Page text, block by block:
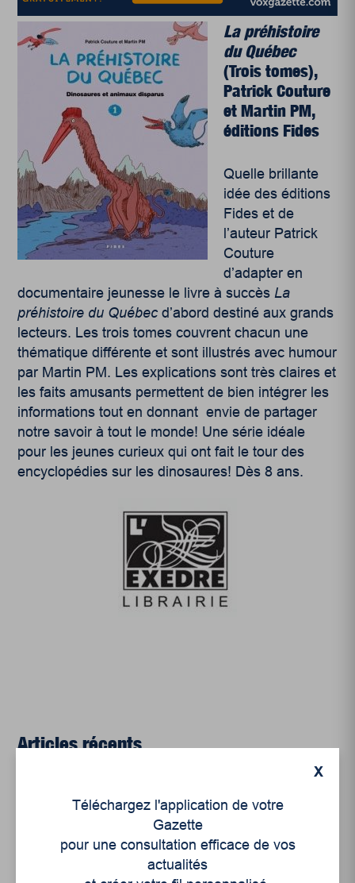
La préhistoire
du Québec
(Trois tomes),
Patrick Couture
et Martin PM,
éditions Fides
Quelle brillante
idée des éditions
Fides et de
l’auteur Patrick
Couture
d’adapter en
documentaire jeunesse le livre à succèsLa
préhistoire du Québec d’abord destiné aux grands
lecteurs. Les trois tomes couvrent chacun une
thématique différente et sont illustrés avec humour
par Martin PM. Les explications sont très claires et
les faits amusants permettent de bien intégrer les
informations tout en donnant envie de partager
notre savoir à tout le monde! Une série idéale
pour les jeunes curieux qui ont fait le tour des
encyclopédies sur les dinosaures! Dès 8 ans.
Articles récents
Un siècle de Mauriciennes dans la presse
Juillet 2026
Le sport professionnel féminin : en mouvement,
X
Téléchargez l'application de votre
Gazette
pour une consultation efficace de vos
actualités